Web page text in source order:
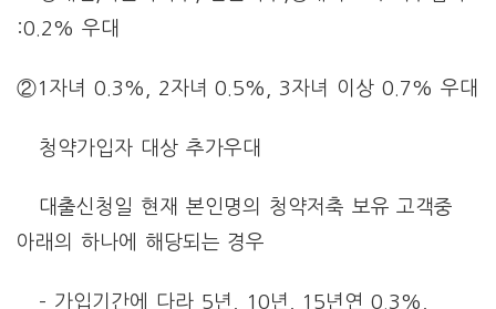
:0.2% 우대
②1자녀 0.3%, 2자녀 0.5%, 3자녀 이상 0.7% 우대
청약가입자 대상 추가우대
대출신청일 현재 본인명의 청약저축 보유 고객중
아래의 하나에 해당되는 경우
– 가입기간에 다라 5년, 10년, 15년연 0.3%,